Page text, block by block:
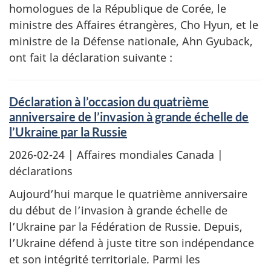
homologues de la République de Corée, le
ministre des Affaires étrangères, Cho Hyun, et le
ministre de la Défense nationale, Ahn Gyuback,
ont fait la déclaration suivante :
Déclaration à l’occasion du quatrième
anniversaire de l’invasion à grande échelle de
l’Ukraine par la Russie
2026-02-24 | Affaires mondiales Canada |
déclarations
Aujourd’hui marque le quatrième anniversaire
du début de l’invasion à grande échelle de
l’Ukraine par la Fédération de Russie. Depuis,
l’Ukraine défend à juste titre son indépendance
et son intégrité territoriale. Parmi les